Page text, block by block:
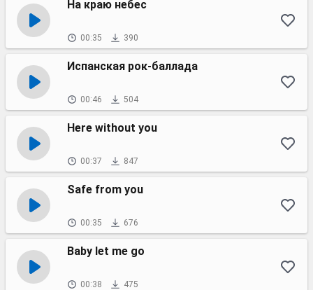
На краю небес
00:35 390
Испанская рок-баллада
00:46 504
Here without you
00:37 847
Safe from you
00:35 676
Baby let me go
00:38 475